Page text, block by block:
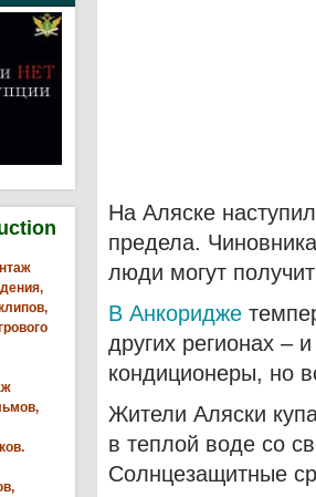
На Аляске
предела.
люди могут
В Анкоридже
других регионах –
кондиционеры, но
Жители Аляски
в теплой воде со
Солнцезащитные